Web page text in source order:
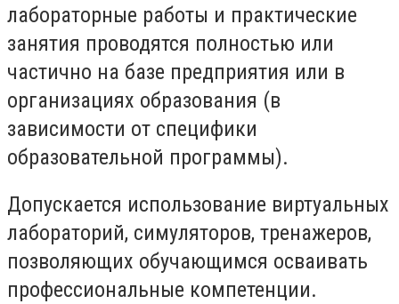
лабораторные работы и практические
занятия проводятся полностью или
частично на базе предприятия или в
организациях образования (в
зависимости от специфики
образовательной программы).
Допускается использование виртуальных
лабораторий, симуляторов, тренажеров,
позволяющих обучающимся осваивать
профессиональные компетенции.